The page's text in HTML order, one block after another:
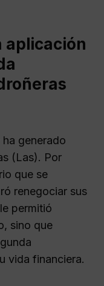
aplicación
generado
(Las). Por
que se
renegociar sus
permitió
sino que
vida financiera.